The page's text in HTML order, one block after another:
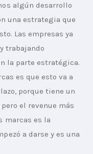
algún desarrollo
una estrategia que
Las empresas ya
trabajando
la parte estratégica.
es que esto va a
porque tiene un
el revenue más
marcas es la
a darse y es una